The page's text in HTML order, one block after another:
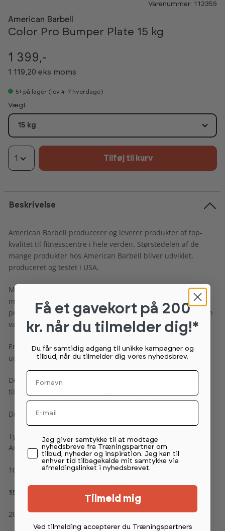
Varenummer: 112359
American Barbell
Color Pro Bumper Plate 15 kg
1 399,-
1 119,20 eks moms
5+ på lager (lev 4-7 hverdage)
Vælg
Vægt
15 kg
1 Tilføj til kurv
Beskrivelse
American Barbell producerer og leverer produkter af top-
kvalitet til fitnesscentre i hele verden. Størstedelen af de
mange produkter hos American Barbell bliver udviklet,
produceret og testet i USA.
Mere end 90 års erfaring og udvikling giver nogle af
markedets bedste produkter. American Barbell har
produceret mere end 100.000 OL vægtstænger og 11.000 ton
vægtskiver og håndvægte til fitnessbranchen.
En super lækker Bumper Vægtskive som vil give et godt
udtryk i centret.
Den 14 cm store chrom-kerne er produceret i ét stykke, og
tilføjer skiven ekstra kvalitet og holdbarhed.
Diameter: 45 CM, som er IWF standard.
Tykkelsen på de forskellige Pro Serie Bumper Plates fra
American Barbell:
10 kg.: 34 mm - GRØN
15 kg.: 47 mm - GUL
20 kg.: 60 mm - BLÅ
Få et gavekort på 200
kr. når du tilmelder dig!*
Du får samtidig adgang til unikke kampagner og
tilbud, når du tilmelder dig vores nyhedsbrev.
Fornavn
Email
Permission tekst
Jeg giver samtykke til at modtage
nyhedsbreve fra Træningspartner om
tilbud, nyheder og inspiration. Jeg kan til
enhver tid tilbagekalde mit samtykke via
afmeldingslinket i nyhedsbrevet.
Tilmeld mig
Ved tilmelding accepterer du Træningspartners